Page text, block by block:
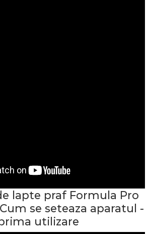
lapte praf Formula Pro
se seteaza aparatul -
utilizare